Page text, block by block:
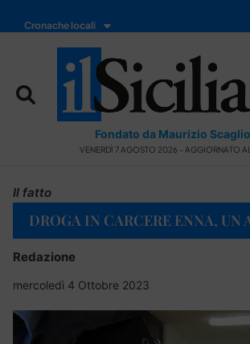
Cronache locali
Fondato da Maurizio
VENERDÌ 7 AGOSTO 2026 - AGGIORNATO
Il fatto
DROGA IN CARCERE ENNA, UN
Redazione
mercoledì 4 Ottobre 2023